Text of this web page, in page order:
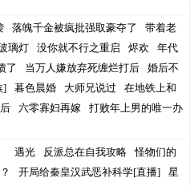
落魄千金被疯批强取豪夺了
带着老
璃灯 没你就不行之重启 烬欢
年代
了 当万人嫌放弃死缠烂打后
婚后不
] 暮色晨婚 大师兄说过
在地铁上和
六零寡妇再嫁
打败年上男的唯一办
遇光 反派总在自我攻略
怪物们的
开局给秦皇汉武恶补科学[直播]
星